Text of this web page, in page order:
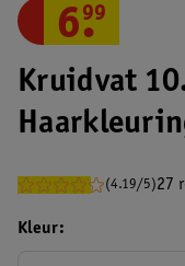
Kruidvat
(4.19/5)27
6.
99
Kleur